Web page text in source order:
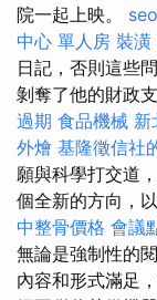
院一起上映。
中心 單人房 裝潢
日記，否則這些
剝奪了他的財政
過期 食品機械 新
外燴 基隆徵信社
願與科學打交道
個全新的方向，
中整骨價格 會議
無論是強制性的
內容和形式滿足